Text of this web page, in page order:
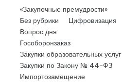
«Закупочные премудрости»
Без рубрики
Цифровизация
Вопрос дня
Гособоронзаказ
Закупки образовательных услуг
Закупки по Закону № 44-ФЗ
Импортозамещение